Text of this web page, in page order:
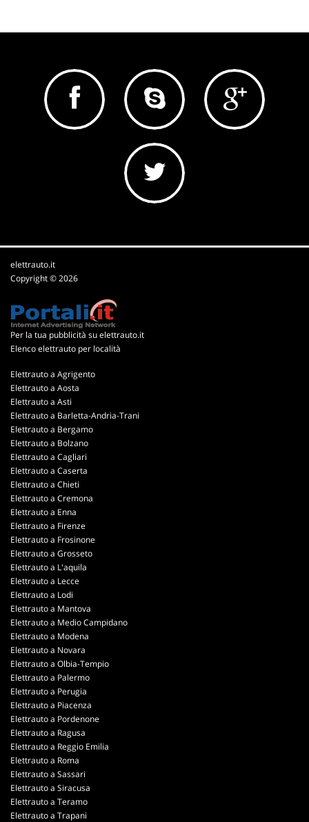
elettrauto.it
Copyright © 2026
Per la tua pubblicità su elettrauto.it
Elenco elettrauto per località
Elettrauto a Agrigento
Elettrauto a Aosta
Elettrauto a Asti
Elettrauto a Barletta-Andria-Trani
Elettrauto a Bergamo
Elettrauto a Bolzano
Elettrauto a Cagliari
Elettrauto a Caserta
Elettrauto a Chieti
Elettrauto a Cremona
Elettrauto a Enna
Elettrauto a Firenze
Elettrauto a Frosinone
Elettrauto a Grosseto
Elettrauto a L'aquila
Elettrauto a Lecce
Elettrauto a Lodi
Elettrauto a Mantova
Elettrauto a Medio Campidano
Elettrauto a Modena
Elettrauto a Novara
Elettrauto a Olbia-Tempio
Elettrauto a Palermo
Elettrauto a Perugia
Elettrauto a Piacenza
Elettrauto a Pordenone
Elettrauto a Ragusa
Elettrauto a Reggio Emilia
Elettrauto a Roma
Elettrauto a Sassari
Elettrauto a Siracusa
Elettrauto a Teramo
Elettrauto a Trapani